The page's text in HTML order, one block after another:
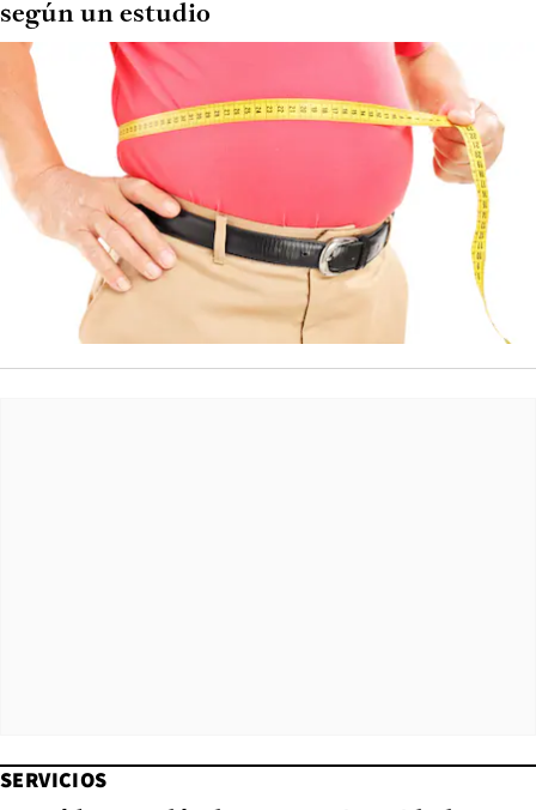
según un estudio
SERVICIOS